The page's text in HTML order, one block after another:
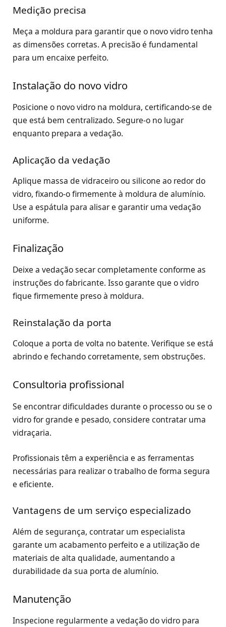
Medição precisa
Meça a moldura para garantir que o novo vidro tenha
as dimensões corretas. A precisão é fundamental
para um encaixe perfeito.
Instalação do novo vidro
Posicione o novo vidro na moldura, certificando-se de
que está bem centralizado. Segure-o no lugar
enquanto prepara a vedação.
Aplicação da vedação
Aplique massa de vidraceiro ou silicone ao redor do
vidro, fixando-o firmemente à moldura de alumínio.
Use a espátula para alisar e garantir uma vedação
uniforme.
Finalização
Deixe a vedação secar completamente conforme as
instruções do fabricante. Isso garante que o vidro
fique firmemente preso à moldura.
Reinstalação da porta
Coloque a porta de volta no batente. Verifique se está
abrindo e fechando corretamente, sem obstruções.
Consultoria profissional
Se encontrar dificuldades durante o processo ou se o
vidro for grande e pesado, considere contratar uma
vidraçaria.
Profissionais têm a experiência e as ferramentas
necessárias para realizar o trabalho de forma segura
e eficiente.
Vantagens de um serviço especializado
Além de segurança, contratar um especialista
garante um acabamento perfeito e a utilização de
materiais de alta qualidade, aumentando a
durabilidade da sua porta de alumínio.
Manutenção
Inspecione regularmente a vedação do vidro para